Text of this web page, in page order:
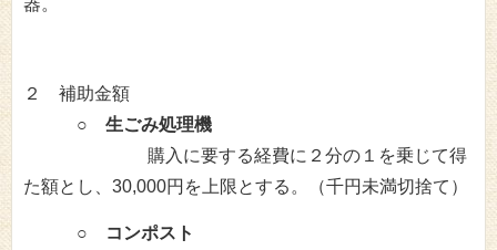
器。
２ 補助金額
○ 生ごみ処理機
購入に要する経費に２分の１を乗じて得
た額とし、30,000円を上限とする。（千円未満切捨て）
○ コンポスト